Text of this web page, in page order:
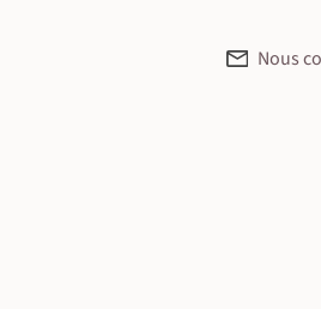
Nous